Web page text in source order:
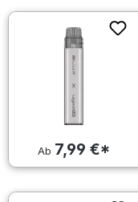
Ab 7,99 €*